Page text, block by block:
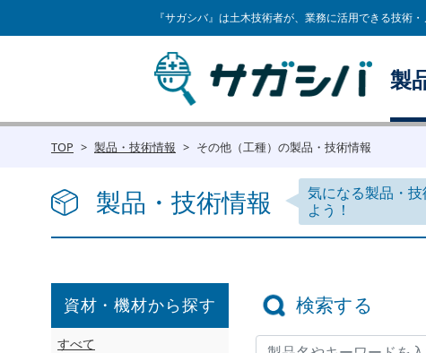
『サガシバ』は土木技術者が、業務に活用できる技術
製
TOP 製品・技術情報 その他（工種）の製品・技術情報
製品・技術情報
気になる製品・
よう！
資材・機材から探す
すべて
検索する